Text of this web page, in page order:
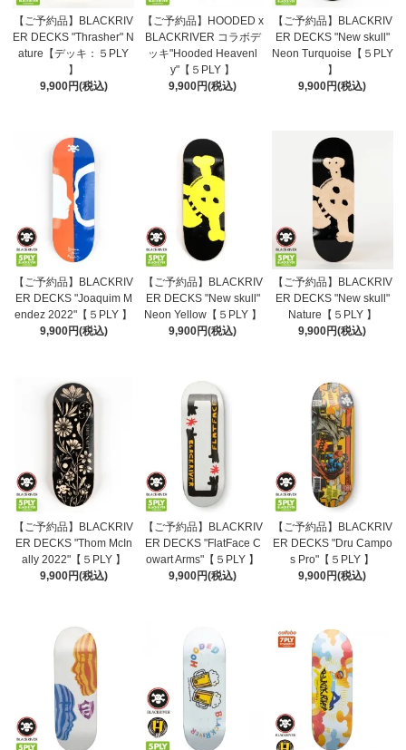
【ご予約品】BLACKRIV
ER DECKS "Thrasher" N
ature【デッキ：５PLY
】
9,900円(税込)
【ご予約品】HOODED x
BLACKRIVER コラボデ
ッキ"Hooded Heavenl
y"【５PLY 】
9,900円(税込)
【ご予約品】BLACKRIV
ER DECKS "New skull"
Neon Turquoise【５PLY
】
9,900円(税込)
【ご予約品】BLACKRIV
ER DECKS "Joaquim M
endez 2022"【５PLY 】
9,900円(税込)
【ご予約品】BLACKRIV
ER DECKS "New skull"
Neon Yellow【５PLY 】
9,900円(税込)
【ご予約品】BLACKRIV
ER DECKS "New skull"
Nature【５PLY 】
9,900円(税込)
【ご予約品】BLACKRIV
ER DECKS "Thom McIn
ally 2022"【５PLY 】
9,900円(税込)
【ご予約品】BLACKRIV
ER DECKS "FlatFace C
owart Arms"【５PLY 】
9,900円(税込)
【ご予約品】BLACKRIV
ER DECKS "Dru Campo
s Pro"【５PLY 】
9,900円(税込)